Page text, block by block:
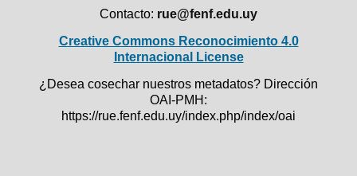
Contacto: rue@fenf.edu.uy
Creative Commons Reconocimiento 4.0
Internacional License
¿Desea cosechar nuestros metadatos? Dirección
OAI-PMH:
https://rue.fenf.edu.uy/index.php/index/oai